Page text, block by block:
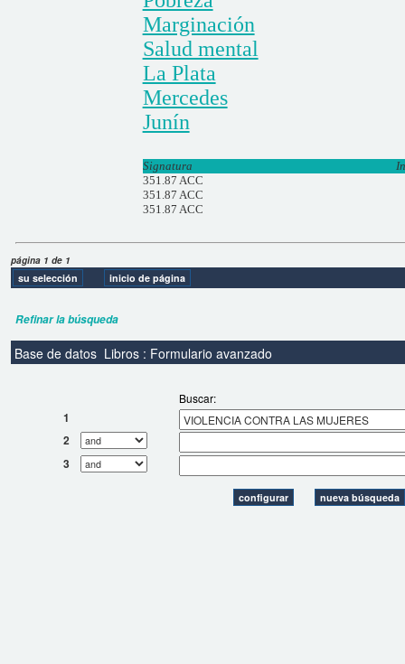
Marginación
Salud mental
La Plata
Mercedes
Junín
Signatura
351.87 ACC
351.87 ACC
351.87 ACC
página 1 de 1
Refinar la búsqueda
Base de datos Libros : Formulario avanzado
Buscar:
1
2
3